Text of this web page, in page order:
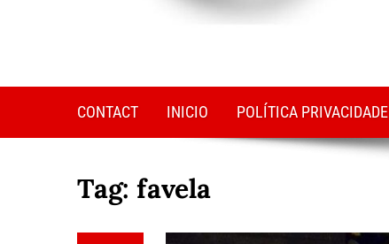
CONTACT INICIO POLÍTICA PRIVACIDADE
Tag: favela